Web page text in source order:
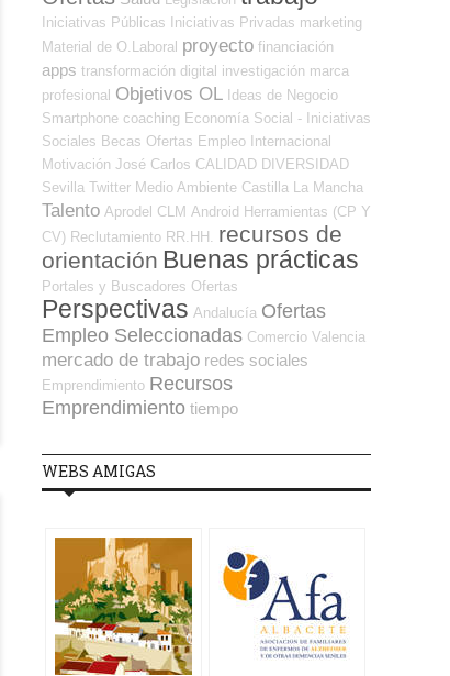
Iniciativas Públicas Iniciativas Privadas marketing
Material de O.Laboral proyecto financiación
apps transformación digital investigación marca
profesional Objetivos OL Ideas de Negocio
Smartphone coaching Economía Social - Iniciativas
Sociales Becas Ofertas Empleo Internacional
Motivación José Carlos CALIDAD DIVERSIDAD
Sevilla Twitter Medio Ambiente Castilla La Mancha
Talento Aprodel CLM Android Herramientas (CP Y
CV) Reclutamiento RR.HH.
recursos de
orientación Buenas prácticas
Portales y Buscadores Ofertas
Perspectivas Andalucía Ofertas
Empleo Seleccionadas Comercio Valencia
mercado de trabajo redes sociales
Emprendimiento Recursos
Emprendimiento tiempo
WEBS AMIGAS